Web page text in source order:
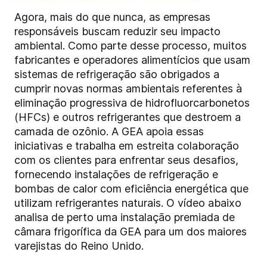
Agora, mais do que nunca, as empresas
responsáveis buscam reduzir seu impacto
ambiental. Como parte desse processo, muitos
fabricantes e operadores alimentícios que usam
sistemas de refrigeração são obrigados a
cumprir novas normas ambientais referentes à
eliminação progressiva de hidrofluorcarbonetos
(HFCs) e outros refrigerantes que destroem a
camada de ozônio. A GEA apoia essas
iniciativas e trabalha em estreita colaboração
com os clientes para enfrentar seus desafios,
fornecendo instalações de refrigeração e
bombas de calor com eficiência energética que
utilizam refrigerantes naturais. O vídeo abaixo
analisa de perto uma instalação premiada de
câmara frigorífica da GEA para um dos maiores
varejistas do Reino Unido.